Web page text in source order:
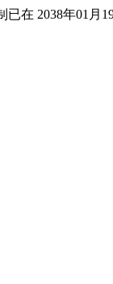
在 2038年01月